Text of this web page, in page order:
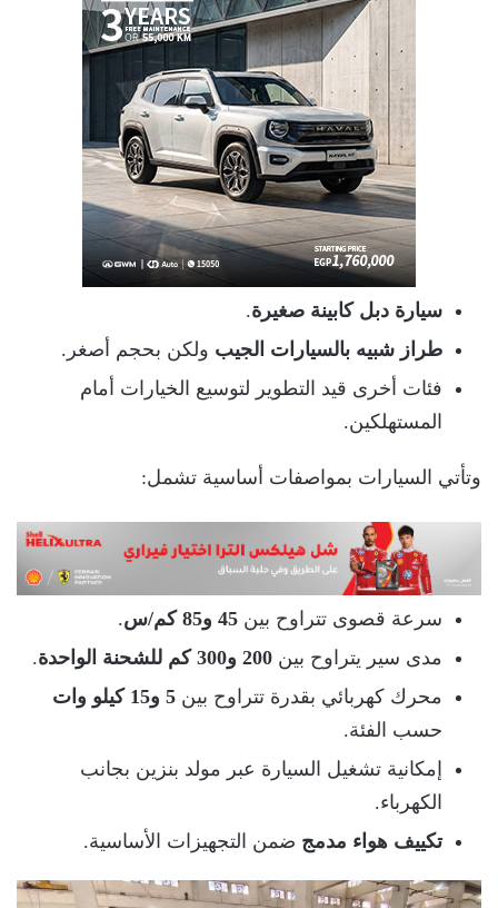
سيارة دبل كابينة صغيرة.
طراز شبيه بالسيارات الجيب ولكن بحجم أصغر.
فئات أخرى قيد التطوير لتوسيع الخيارات أمام
المستهلكين.
وتأتي السيارات بمواصفات أساسية تشمل:
سرعة قصوى تتراوح بين 45 و85 كم/س
.
مدى سير يتراوح بين 200 و300 كم للشحنة الواحدة
.
محرك كهربائي بقدرة تتراوح بين 5 و15 كيلو وات
حسب الفئة.
إمكانية تشغيل السيارة عبر مولد بنزين بجانب
الكهرباء.
تكييف هواء مدمج ضمن التجهيزات الأساسية.